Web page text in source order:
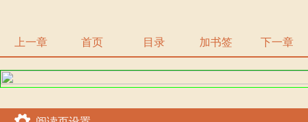
上一章 首页 目录 加书签 下一章